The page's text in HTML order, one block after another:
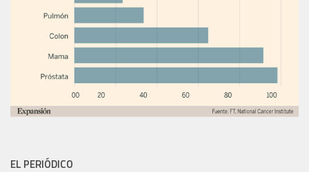
EL PERIÓDICO